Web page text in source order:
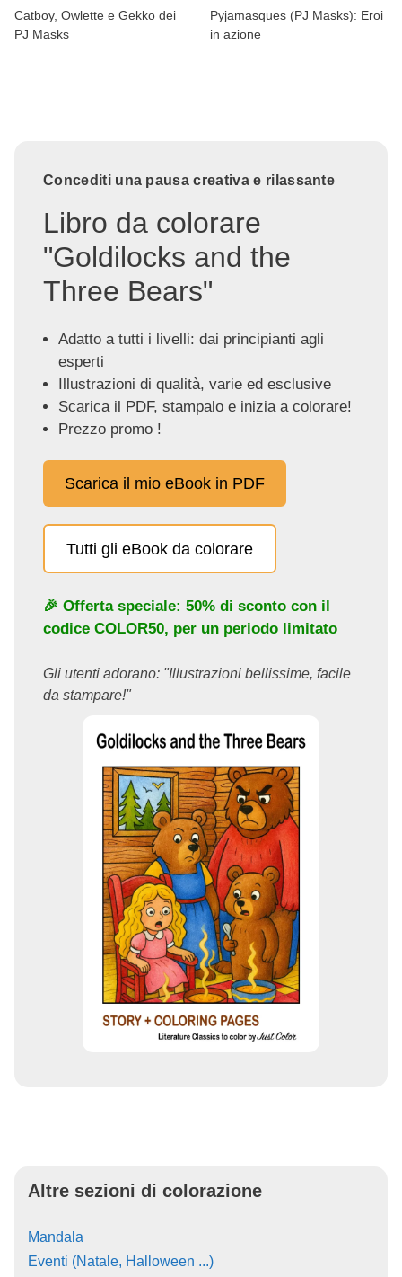
Catboy, Owlette e Gekko dei
PJ Masks
Pyjamasques (PJ Masks): Eroi
in azione
Concediti una pausa creativa e rilassante
Libro da colorare
"Goldilocks and the
Three Bears"
Adatto a tutti i livelli: dai principianti agli
esperti
Illustrazioni di qualità, varie ed esclusive
Scarica il PDF, stampalo e inizia a colorare!
Prezzo promo !
Scarica il mio eBook in PDF
Tutti gli eBook da colorare
🎉 Offerta speciale: 50% di sconto con il
codice COLOR50, per un periodo limitato
Gli utenti adorano: "Illustrazioni bellissime, facile
da stampare!"
Altre sezioni di colorazione
Mandala
Eventi (Natale, Halloween ...)